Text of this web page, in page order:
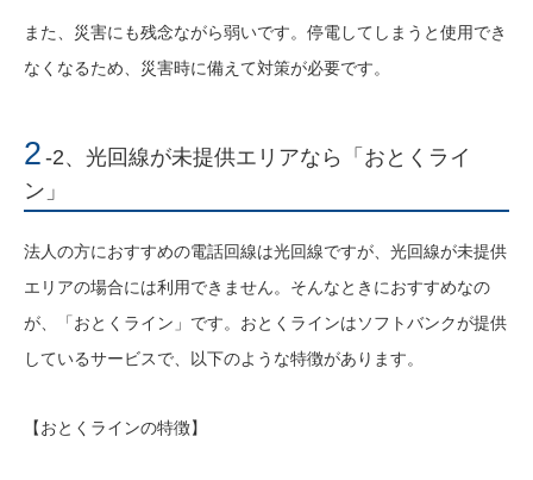
また、災害にも残念ながら弱いです。停電してしまうと使用でき
なくなるため、災害時に備えて対策が必要です。
2 -2、光回線が未提供エリアなら「おとくライ
ン」
法人の方におすすめの電話回線は光回線ですが、光回線が未提供
エリアの場合には利用できません。そんなときにおすすめなの
が、「おとくライン」です。おとくラインはソフトバンクが提供
しているサービスで、以下のような特徴があります。
【おとくラインの特徴】